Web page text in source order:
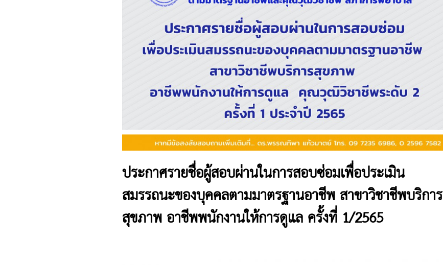
ประกาศรายชื่อผู้สอบผ่านในการสอบซ่อมเพื่อประเมิน
สมรรถนะของบุคคลตามมาตรฐานอาชีพ สาขาวิชาชีพบริการ
สุขภาพ อาชีพพนักงานให้การดูแล ครั้งที่ 1/2565